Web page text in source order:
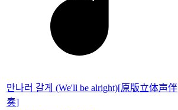
만나러 갈게 (We'll be alright)[原版立体声伴
奏]